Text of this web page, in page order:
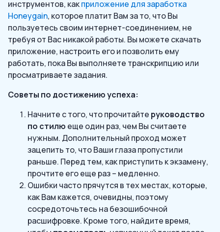
инструментов, какприложение для заработка
Honeygain, которое платит Вам за то, что Вы
пользуетесь своим интернет-соединением, не
требуя от Вас никакой работы. Вы можете скачать
приложение, настроить его и позволить ему
работать, пока Вы выполняете транскрипцию или
просматриваете задания.
Советы по достижению успеха:
Начните с того, что прочитайте руководство
по стилю еще один раз, чем Вы считаете
нужным. Дополнительный проход может
зацепить то, что Ваши глаза пропустили
раньше. Перед тем, как приступить к экзамену,
прочтите его еще раз – медленно.
Ошибки часто прячутся в тех местах, которые,
как Вам кажется, очевидны, поэтому
сосредоточьтесь на безошибочной
расшифровке. Кроме того, найдите время,